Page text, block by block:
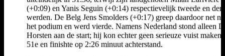
(+0:09) en Yanis Seguin (+0:14) respectievelijk tweede en
werden. De Belg Jens Smolders (+0:17) greep daardoor net
het podium en werd vierde. Namens Nederland stond alleen
Horsten aan de start; hij kon echter geen serieuze vuist
51e en finishte op 2:26 minuut achterstand.